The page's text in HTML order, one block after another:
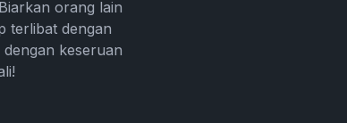
orang lain
terlibat dengan
keseruan